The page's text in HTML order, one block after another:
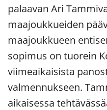
palaavan Ari
maajoukkueiden
maajoukkueen
sopimus on tuorein
viimeaikaisista
valmennukseen.
aikaisessa